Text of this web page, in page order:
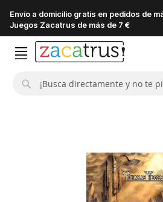
Envío a domicilio gratis en pedidos de
Juegos Zacatrus de más de 7 €